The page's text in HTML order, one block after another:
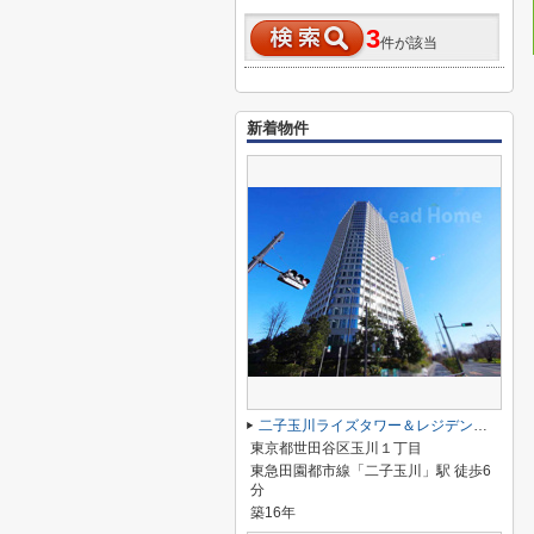
3件が該当
新着物件
二子玉川ライズタワー＆レジデンスタワーウエスト
東京都世田谷区玉川１丁目
東急田園都市線「二子玉川」駅 徒歩6
分
築16年